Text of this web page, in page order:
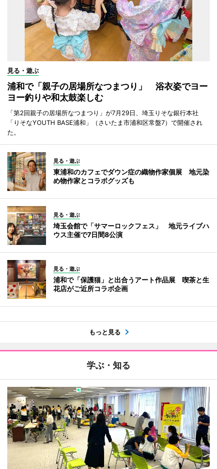
見る・遊ぶ
浦和で「親子の居場所なつまつり」 浴衣姿でヨー
ヨー釣りや和太鼓楽しむ
「第2回親子の居場所なつまつり」が7月29日、埼玉りそな銀行本社
「りそなYOUTH BASE浦和」（さいたま市浦和区常盤7）で開催され
た。
見る・遊ぶ
東浦和のカフェでダウン症の織物作家個展 地元染
め物作家とコラボグッズも
見る・遊ぶ
埼玉会館で「サマーロックフェス」 地元ライブハ
ウス主催で7日間8公演
見る・遊ぶ
浦和で「保護猫」と出合うアート作品展 喫茶と生
花店がご近所コラボ企画
もっと見る
学ぶ・知る